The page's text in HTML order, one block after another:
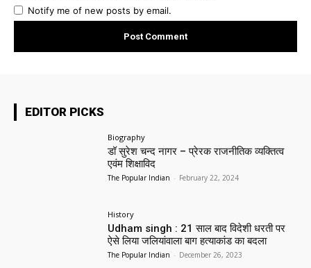
Notify me of new posts by email.
EDITOR PICKS
Biography
डॉ सुरेश चन्द नागर – प्रेरक राजनीतिक व्यक्तित्व
एवंम शिक्षाविद
The Popular Indian - February 22, 2024
History
Udham singh : 21 साल बाद विदेशी धरती पर
ऐसे लिया जलियांवाला बाग हत्याकांड का बदला
The Popular Indian - December 26, 2023